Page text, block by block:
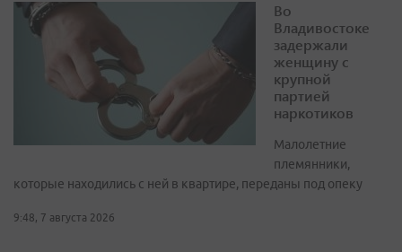
Во
Владивостоке
задержали
женщину с
крупной
партией
наркотиков
Малолетние
племянники,
которые находились с ней в квартире, переданы под опеку
9:48, 7 августа 2026